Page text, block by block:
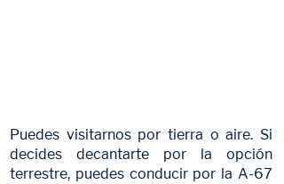
Puedes visitarnos por tierra o aire. Si
decides decantarte por la opción
terrestre, puedes conducir por la A-67